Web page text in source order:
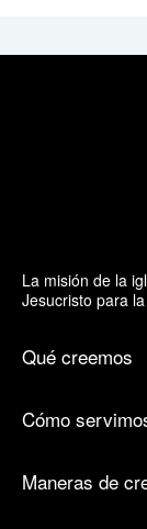
La misión de la
Jesucristo para
Qué creemos
Cómo
Maneras de